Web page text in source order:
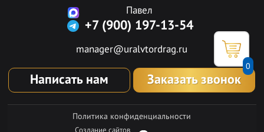
0
Павел
+7 (900) 197-13-54
manager@uralvtordrag.ru
Написать нам Заказать звонок
Политика конфиденциальности